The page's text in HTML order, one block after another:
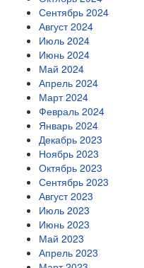
Сентябрь 2024
Август 2024
Июль 2024
Июнь 2024
Май 2024
Апрель 2024
Март 2024
Февраль 2024
Январь 2024
Декабрь 2023
Ноябрь 2023
Октябрь 2023
Сентябрь 2023
Август 2023
Июль 2023
Июнь 2023
Май 2023
Апрель 2023